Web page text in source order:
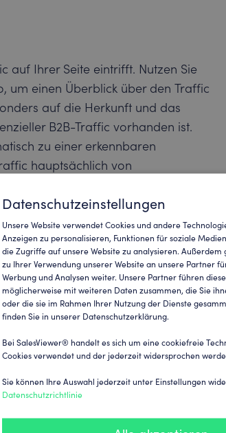
auf Ihrer Seite eintrifft. Nutzen Sie
um einen Überblick über den Traffic
auf die Herkunft und das
B2B-Traffic vorhanden ist.
zu einer erkennbaren
hauptsächlich von
durch
umfassen:
Änderung an der Struktur oder den
des SalesViewer®
ob der Trackingcode nach
Website kann dazu führen, dass
Datenschutzeinstellungen
Unsere Website verwendet Cookies und andere
Anzeigen zu personalisieren, Funktionen für soziale
die Zugriffe auf unsere Website zu analysieren.
zu Ihrer Verwendung unserer Website an unsere Partner
Werbung und Analysen weiter. Unsere Partner führen
möglicherweise mit weiteren Daten zusammen, die Sie
oder die sie im Rahmen Ihrer Nutzung der Dienste
finden Sie in unserer Datenschutzerklärung.
Bei SalesViewer® handelt es sich um eine cookiefreie
Cookies verwendet und der jederzeit widersprochen
Sie können Ihre Auswahl jederzeit unter Einstellungen
Datenschutzrichtlinie